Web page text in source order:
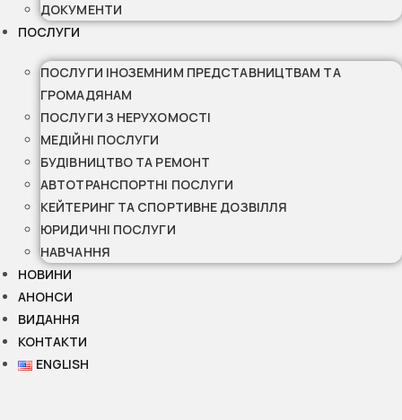
ДОКУМЕНТИ
ПОСЛУГИ
ПОСЛУГИ ІНОЗЕМНИМ ПРЕДСТАВНИЦТВАМ ТА
ГРОМАДЯНАМ
ПОСЛУГИ З НЕРУХОМОСТІ
МЕДІЙНІ ПОСЛУГИ
БУДІВНИЦТВО ТА РЕМОНТ
АВТОТРАНСПОРТНІ ПОСЛУГИ
КЕЙТЕРИНГ ТА СПОРТИВНЕ ДОЗВІЛЛЯ
ЮРИДИЧНІ ПОСЛУГИ
НАВЧАННЯ
НОВИНИ
АНОНСИ
ВИДАННЯ
КОНТАКТИ
ENGLISH